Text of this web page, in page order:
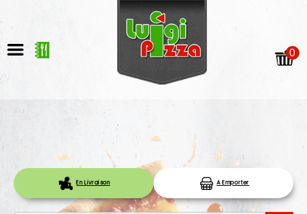
ACCUEIL
0
En Livraison A Emporter